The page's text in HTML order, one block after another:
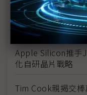
蘋果CEO易主硬
CarPlay有看頭
Apple Silicon推手
化自研晶片戰略
Tim Cook親揭交